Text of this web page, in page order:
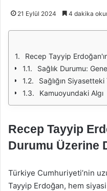
21 Eylül 2024 4 dakika
Recep Tayyip Erdoğan'ın
Sağlık Durumu:
Sağlığın Siyasetteki
Kamuoyundaki Algı
Recep Tayyip
Durumu Üzerine
Türkiye Cumhuriyeti’nin
Tayyip Erdoğan, hem